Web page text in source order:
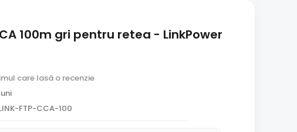
100m gri pentru retea - LinkPower
care lasă o recenzie
FTP-CCA-100